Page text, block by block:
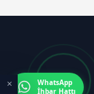
×
WhatsApp
İhbar Hattı